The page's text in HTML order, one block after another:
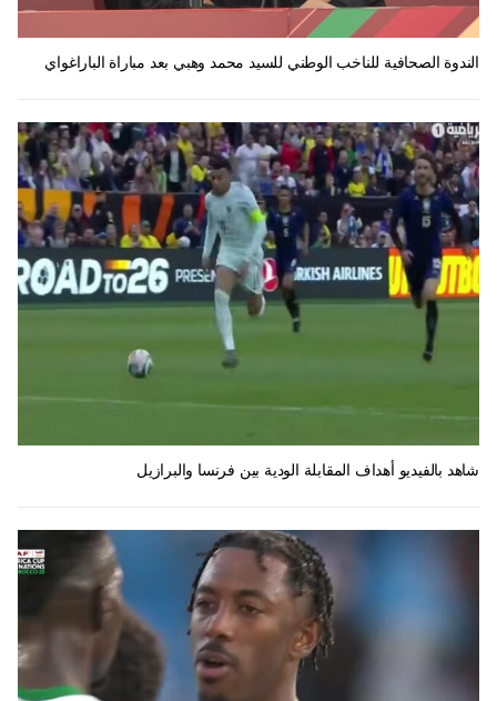
الندوة الصحافية للناخب الوطني للسيد محمد وهبي بعد مباراة الباراغواي
شاهد بالفيديو أهداف المقابلة الودية بين فرنسا والبرازيل